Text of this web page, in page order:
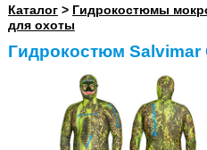
Каталог> Гидрокостюмы
для охоты
Гидрокостюм